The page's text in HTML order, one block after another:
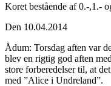
Koret bestående af 0.-,1.-
Den 10.04.2014
Ådum: Torsdag aften var
blev en rigtig god aften
store forberedelser til, at
med ”Alice i Undreland”.